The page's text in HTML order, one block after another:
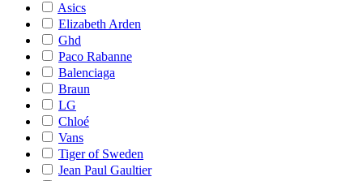
Asics
Elizabeth Arden
Ghd
Paco Rabanne
Balenciaga
Braun
LG
Chloé
Vans
Tiger of Sweden
Jean Paul Gaultier